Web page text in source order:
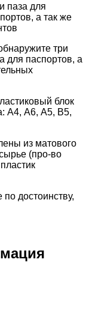
паза для
а так же
три
для паспортов, а
блок
А4, А6, А5, B5,
из матового
(про-во
достоинству,